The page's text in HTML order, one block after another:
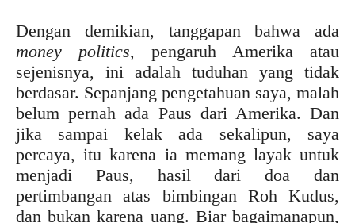
Dengan demikian, tanggapan bahwa ada
money politics, pengaruh Amerika atau
sejenisnya, ini adalah tuduhan yang tidak
berdasar. Sepanjang pengetahuan saya, malah
belum pernah ada Paus dari Amerika. Dan
jika sampai kelak ada sekalipun, saya
percaya, itu karena ia memang layak untuk
menjadi Paus, hasil dari doa dan
pertimbangan atas bimbingan Roh Kudus,
dan bukan karena uang. Biar bagaimanapun,